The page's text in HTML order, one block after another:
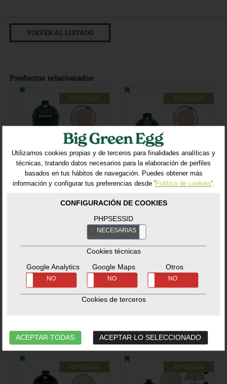
VOLVER AL LISTADO
Productos relacionados
NOVEDAD
Large Master Set
Packs Big Green
2.799,99€
NOVEDAD
Medium Start
Packs
Egg
1.799,99€
NOVEDAD NOVEDAD
Utilizamos cookies propias y de terceros para finalidades analíticas y
técnicas, tratando datos necesarios para la elaboración de perfiles
basados en tus hábitos de navegación. Puedes obtener más
información y configurar tus preferencias desde 'Política de cookies'.
CONFIGURACIÓN DE COOKIES
PHPSESSID
NECESARIAS
Cookies técnicas
Google Analytics
NO
Google Maps
NO
Otros
NO
Cookies de terceros
ACEPTAR TODAS ACEPTAR LO SELECCIONADO